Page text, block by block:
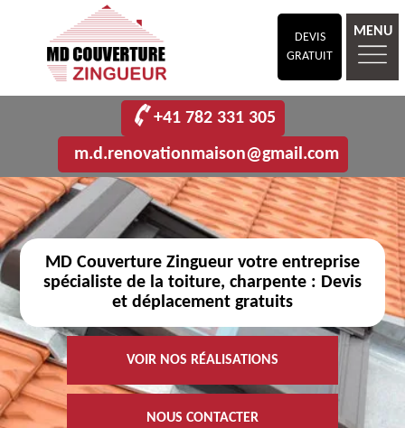
DEVIS
GRATUIT
MENU
+41 782 331 305
m.d.renovationmaison@gmail.com
MD Couverture Zingueur votre entreprise
spécialiste de la toiture, charpente : Devis
et déplacement gratuits
VOIR NOS RÉALISATIONS
NOUS CONTACTER